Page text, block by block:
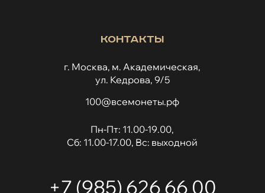
Контакты
г. Москва, м. Академическая,
ул. Кедрова, 9/5
100@всемонеты.рф
Пн-Пт: 11.00-19.00,
Сб: 11.00-17.00, Вс: выходной
+7 (985) 626 66 00